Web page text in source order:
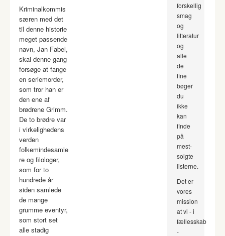
Kriminalkommis
særen med det
til denne historie
meget passende
navn, Jan Fabel,
skal denne gang
forsøge at fange
en seriemorder,
som tror han er
den ene af
brødrene Grimm.
De to brødre var
i virkelighedens
verden
folkemindesamle
re og filologer,
som for to
hundrede år
siden samlede
de mange
grumme eventyr,
som stort set
alle stadig
forskellig
smag
og
litteratur
og
alle
de
fine
bøger
du
ikke
kan
finde
på
mest-
solgte
listerne.
Det er
vores
mission
at vi - i
fællesskab
-